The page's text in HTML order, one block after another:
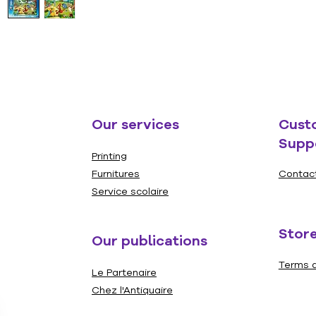
Ce
des
offrent
aides
avec
Our services
Printing
Furnitures
Service scolaire
Our publications
Le Partenaire
Chez l'Antiquaire
Terms